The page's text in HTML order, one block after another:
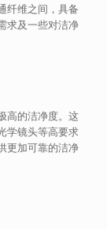
纤维之间，具备
求及一些对洁净
高的洁净度。这
学镜头等高要求
更加可靠的洁净